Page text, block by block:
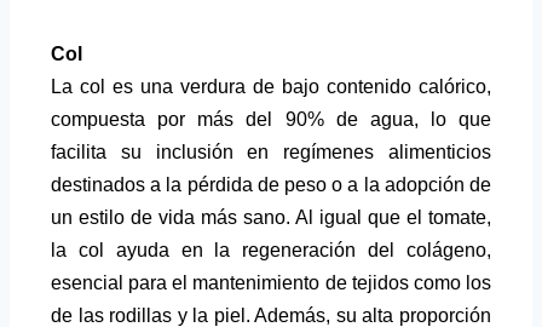
Col
La col es una verdura de bajo contenido calórico,
compuesta por más del 90% de agua, lo que
facilita su inclusión en regímenes alimenticios
destinados a la pérdida de peso o a la adopción de
un estilo de vida más sano. Al igual que el tomate,
la col ayuda en la regeneración del colágeno,
esencial para el mantenimiento de tejidos como los
de las rodillas y la piel. Además, su alta proporción